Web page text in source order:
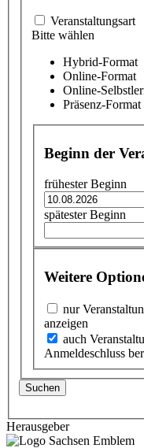
Veranstaltungsart
Bitte wählen
Hybrid-Format
Online-Format
Online-
Präsenz-Format
Beginn der
frühester Beginn
spätester Beginn
Weitere
nur
anzeigen
auch
Anmeldeschluss
Suchen
Herausgeber